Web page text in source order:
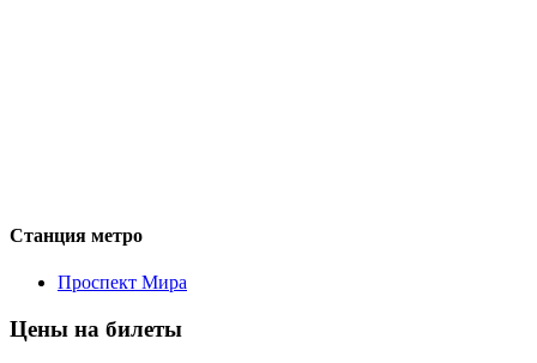
Станция метро
Проспект Мира
Цены на билеты